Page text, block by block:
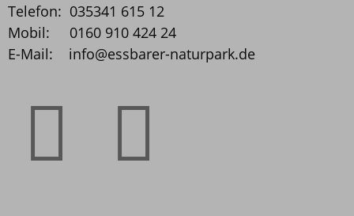
Telefon: 035341 615 12
Mobil: 0160 910 424 24
E-Mail: info@essbarer­-naturpark.de